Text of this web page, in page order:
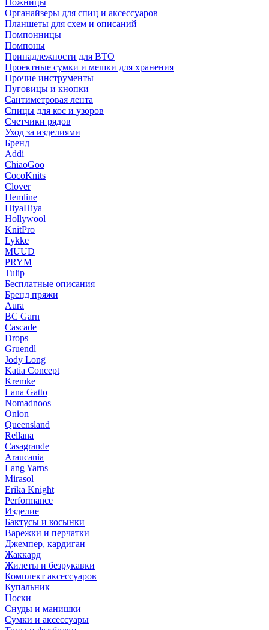
Ножницы
Органайзеры для спиц и аксессуаров
Планшеты для схем и описаний
Помпонницы
Помпоны
Принадлежности для ВТО
Проектные сумки и мешки для хранения
Прочие инструменты
Пуговицы и кнопки
Сантиметровая лента
Спицы для кос и узоров
Счетчики рядов
Уход за изделиями
Бренд
Addi
ChiaoGoo
CocoKnits
Clover
Hemline
HiyaHiya
Hollywool
KnitPro
Lykke
MUUD
PRYM
Tulip
Бесплатные описания
Бренд пряжи
Aura
BC Garn
Cascade
Drops
Gruendl
Jody Long
Katia Concept
Kremke
Lana Gatto
Nomadnoos
Onion
Queensland
Rellana
Casagrande
Araucania
Lang Yarns
Mirasol
Erika Knight
Performance
Изделие
Бактусы и косынки
Варежки и перчатки
Джемпер, кардиган
Жаккард
Жилеты и безрукавки
Комплект аксессуаров
Купальник
Носки
Снуды и манишки
Сумки и аксессуары